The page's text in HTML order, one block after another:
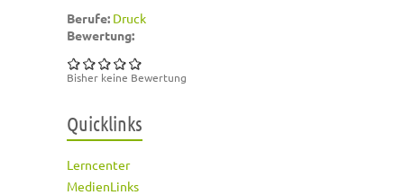
Berufe: Druck
Bewertung:
Bisher keine Bewertung
Quicklinks
Lerncenter
MedienLinks